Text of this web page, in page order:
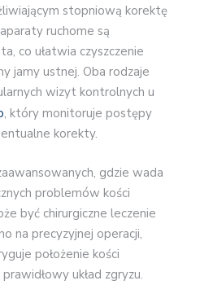
stopniową korektę
ruchome są
co ułatwia czyszczenie
jamy ustnej. Oba rodzaje
wizyt kontrolnych u
, który monitoruje postępy
korekty.
gdzie wada
problemów kości
być chirurgiczne leczenie
na precyzyjnej operacji,
położenie kości
układ zgryzu.